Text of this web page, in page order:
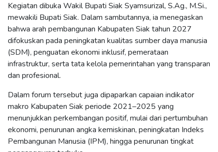
Kegiatan dibuka Wakil Bupati Siak Syamsurizal, S.Ag., M.Si.,
mewakili Bupati Siak. Dalam sambutannya, ia menegaskan
bahwa arah pembangunan Kabupaten Siak tahun 2027
difokuskan pada peningkatan kualitas sumber daya manusia
(SDM), penguatan ekonomi inklusif, pemerataan
infrastruktur, serta tata kelola pemerintahan yang transparan
dan profesional.
Dalam forum tersebut juga dipaparkan capaian indikator
makro Kabupaten Siak periode 2021–2025 yang
menunjukkan perkembangan positif, mulai dari pertumbuhan
ekonomi, penurunan angka kemiskinan, peningkatan Indeks
Pembangunan Manusia (IPM), hingga penurunan tingkat